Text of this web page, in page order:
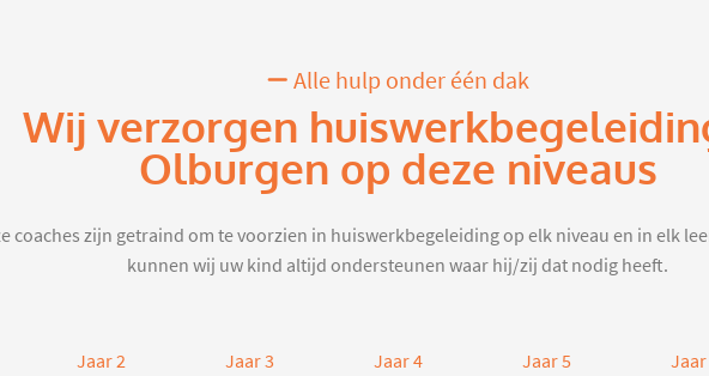
Alle hulp onder één dak
Wij verzorgen
Olburgen op deze niveaus
coaches zijn getraind om te voorzien in huiswerkbegeleiding op elk niveau en in elk
kunnen wij uw kind altijd ondersteunen waar hij/zij dat nodig heeft.
Jaar 2 Jaar 3 Jaar 4 Jaar 5 Jaar